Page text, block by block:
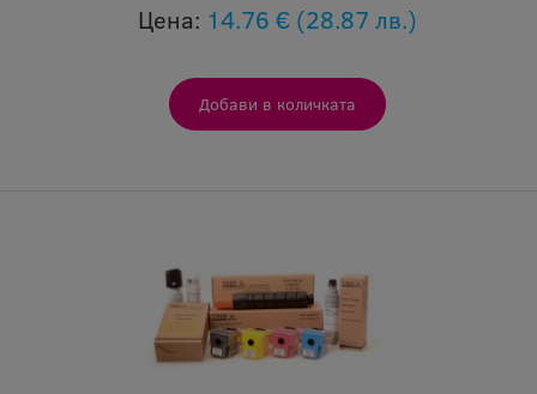
Цена: 14.76 € (28.87 лв.)